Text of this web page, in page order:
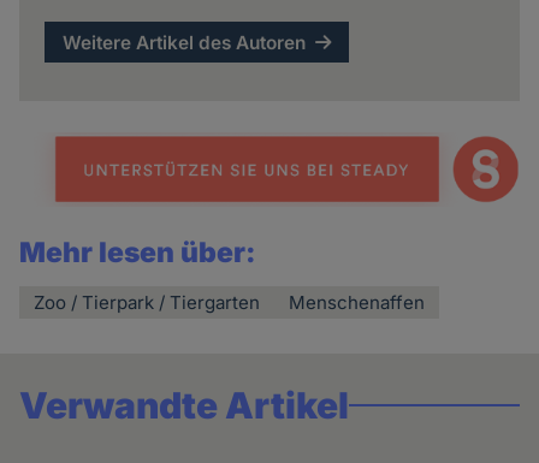
Weitere Artikel des Autoren
Mehr lesen über:
Zoo / Tierpark / Tiergarten Menschenaffen
Verwandte Artikel